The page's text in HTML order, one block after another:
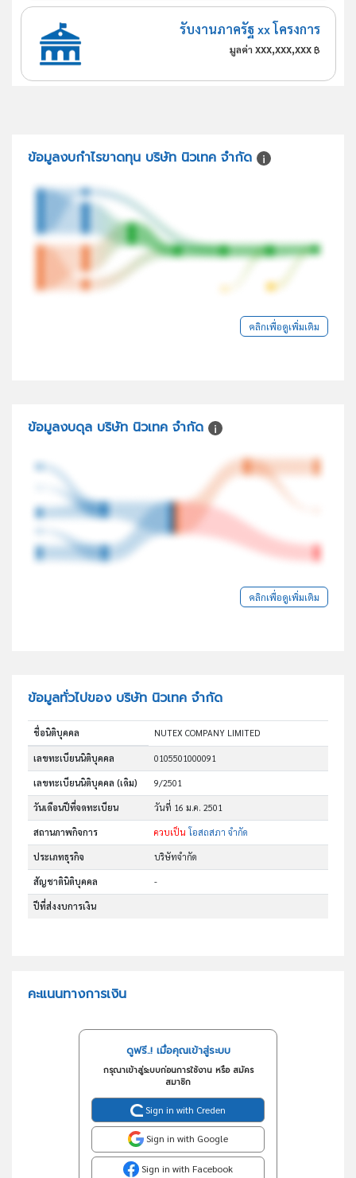
รับงานภาครัฐ xx โครงการ
มูลค่า xxx,xxx,xxx ฿
ข้อมูลงบกำไรขาดทุน บริษัท นิวเทค จำกัด
คลิกเพื่อดูเพิ่มเติม
ข้อมูลงบดุล บริษัท นิวเทค จำกัด
คลิกเพื่อดูเพิ่มเติม
ข้อมูลทั่วไปของ บริษัท นิวเทค จำกัด
ชื่อนิติบุคคล NUTEX COMPANY LIMITED
เลขทะเบียนนิติบุคคล 0105501000091
เลขทะเบียนนิติบุคคล (เดิม) 9/2501
วันเดือนปีที่จดทะเบียน วันที่ 16 ม.ค. 2501
สถานภาพกิจการ ควบเป็นโอสถสภา จำกัด
ประเภทธุรกิจ บริษัทจำกัด
สัญชาตินิติบุคคล -
ปีที่ส่งงบการเงิน
คะแนนทางการเงิน
ดูฟรี..! เมื่อคุณเข้าสู่ระบบ
กรุณาเข้าสู่ระบบก่อนการใช้งาน หรือ สมัคร
สมาชิก
Sign in with Creden
Sign in with Google
Sign in with Facebook